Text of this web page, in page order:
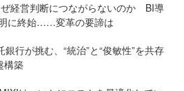
経営判断につながらないのか BI導
に終始……変革の要諦は
行が挑む、“統治”と“俊敏性”を共存
構築